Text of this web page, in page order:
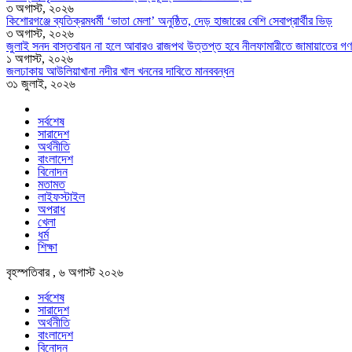
৩ অগাস্ট, ২০২৬
কিশোরগঞ্জে ব্যতিক্রমধর্মী ‘ভাতা মেলা’ অনুষ্ঠিত, দেড় হাজারের বেশি সেবাপ্রার্থীর ভিড়
৩ অগাস্ট, ২০২৬
জুলাই সনদ বাস্তবায়ন না হলে আবারও রাজপথ উত্তপ্ত হবে নীলফামারীতে জামায়াতের
১ অগাস্ট, ২০২৬
জলঢাকায় আউলিয়াখানা নদীর খাল খননের দাবিতে মানববন্ধন
৩১ জুলাই, ২০২৬
সর্বশেষ
সারাদেশ
অর্থনীতি
বাংলাদেশ
বিনোদন
মতামত
লাইফস্টাইল
অপরাধ
খেলা
ধর্ম
শিক্ষা
বৃহস্পতিবার , ৬ অগাস্ট ২০২৬
সর্বশেষ
সারাদেশ
অর্থনীতি
বাংলাদেশ
বিনোদন